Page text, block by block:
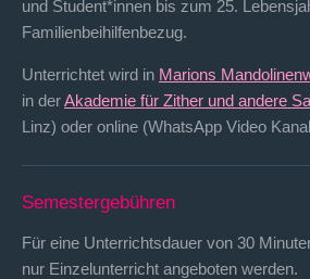
und Student*innen bis zum 25.
Familienbeihilfenbezug.
Unterrichtet wird in Marions
in derAkademie für Zither und andere
Linz) oder online (WhatsApp Video
Semestergebühren
Für eine Unterrichtsdauer von 30
nur Einzelunterricht angeboten werden.